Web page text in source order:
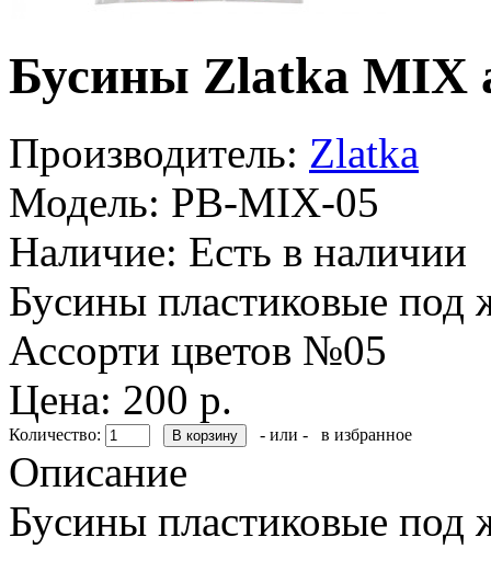
Бусины Zlatka MIX
Производитель: Zlatka
Модель: PB-MIX-05
Наличие: Есть в наличии
Бусины пластиковые
Ассорти цветов №05
Цена: 200 р.
Количество: - или - в избранное
Описание
Бусины пластиковые под